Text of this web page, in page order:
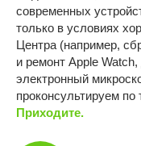
Прайс
онлайн
современных
только в условиях
Центра (например,
и ремонт Apple
электронный
проконсультируем
Приходите.
Made by Goodness
326246800053028